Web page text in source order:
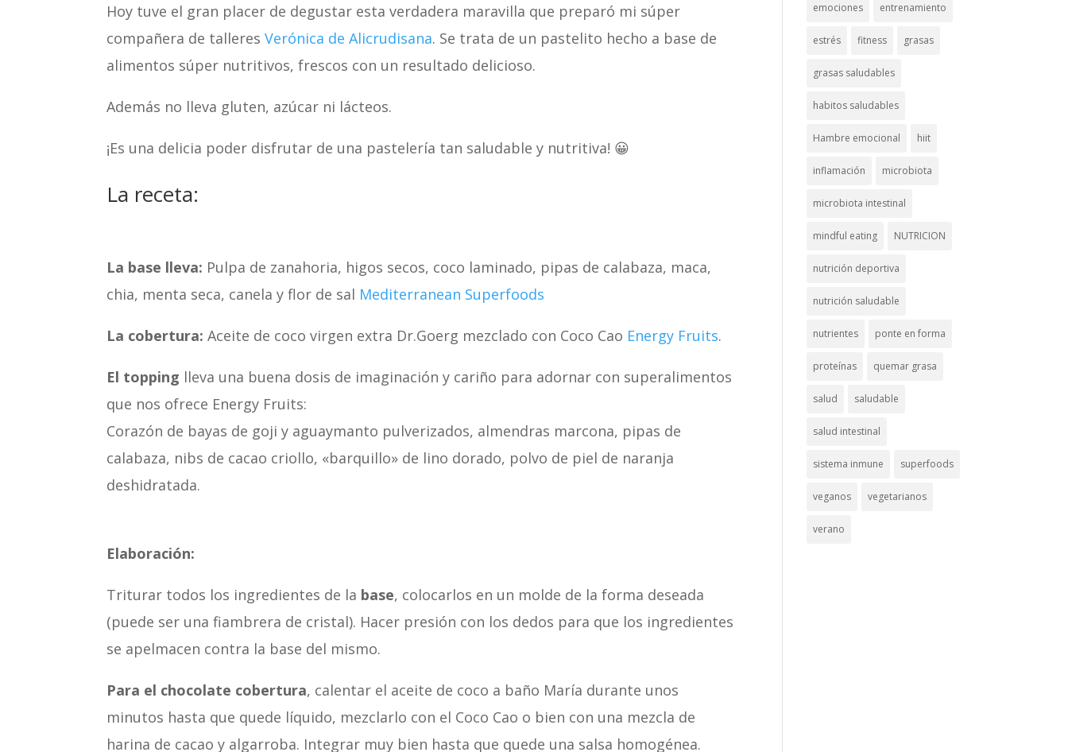
Hoy tuve el gran placer de degustar esta verdadera maravilla que preparó mi súper
compañera de talleresVerónica de Alicrudisana. Se trata de un pastelito hecho a base de
alimentos súper nutritivos, frescos con un resultado delicioso.
Además no lleva gluten, azúcar ni lácteos.
¡Es una delicia poder disfrutar de una pastelería tan saludable y nutritiva! 😀
La receta:
La base lleva: Pulpa de zanahoria, higos secos, coco laminado, pipas de calabaza, maca,
chia, menta seca, canela y flor de sal Mediterranean Superfoods
La cobertura: Aceite de coco virgen extra Dr.Goerg mezclado con Coco Cao Energy Fruits.
El topping lleva una buena dosis de imaginación y cariño para adornar con superalimentos
que nos ofrece Energy Fruits:
Corazón de bayas de goji y aguaymanto pulverizados, almendras marcona, pipas de
calabaza, nibs de cacao criollo, «barquillo» de lino dorado, polvo de piel de naranja
deshidratada.
Elaboración:
Triturar todos los ingredientes de la base, colocarlos en un molde de la forma deseada
(puede ser una fiambrera de cristal). Hacer presión con los dedos para que los ingredientes
se apelmacen contra la base del mismo.
Para el chocolate cobertura, calentar el aceite de coco a baño María durante unos
minutos hasta que quede líquido, mezclarlo con el Coco Cao o bien con una mezcla de
harina de cacao y algarroba. Integrar muy bien hasta que quede una salsa homogénea.
emociones entrenamiento
estrés fitness grasas
grasas saludables
habitos saludables
Hambre emocional hiit
inflamación microbiota
microbiota intestinal
mindful eating NUTRICION
nutrición deportiva
nutrición saludable
nutrientes ponte en forma
proteínas quemar grasa
salud saludable
salud intestinal
sistema inmune superfoods
veganos vegetarianos
verano